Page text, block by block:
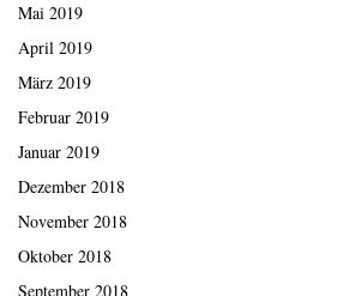
Mai 2019
April 2019
März 2019
Februar 2019
Januar 2019
Dezember 2018
November 2018
Oktober 2018
September 2018